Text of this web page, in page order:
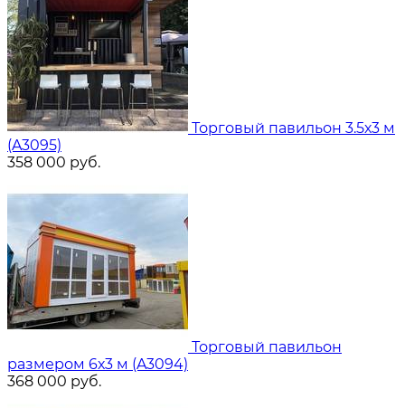
Торговый павильон 3.5х3 м
(A3095)
358 000 руб.
Торговый павильон
размером 6х3 м (A3094)
368 000 руб.